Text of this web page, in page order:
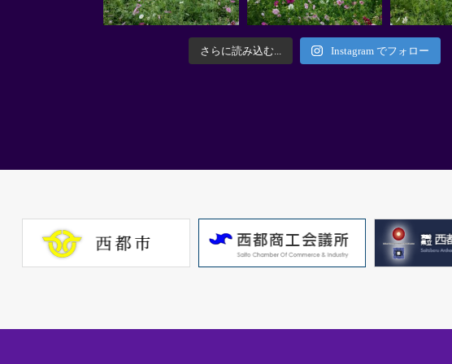
さらに読み込む... Instagram でフォロー